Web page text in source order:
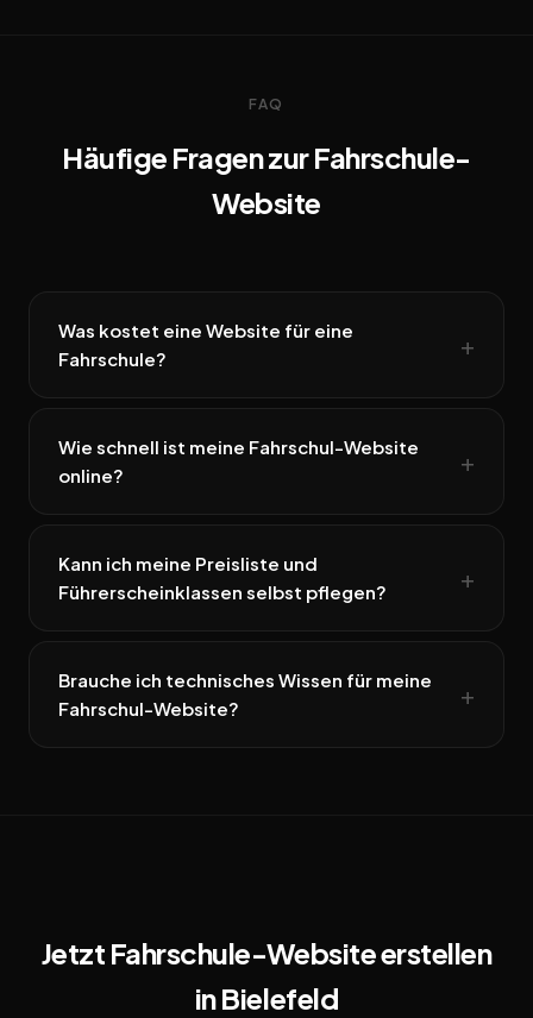
FAQ
Häufige Fragen zur Fahrschule-
Website
Was kostet eine Website für eine
Fahrschule?
Wie schnell ist meine Fahrschul-Website
online?
Kann ich meine Preisliste und
Führerscheinklassen selbst pflegen?
Brauche ich technisches Wissen für meine
Fahrschul-Website?
Jetzt Fahrschule-Website erstellen
in Bielefeld